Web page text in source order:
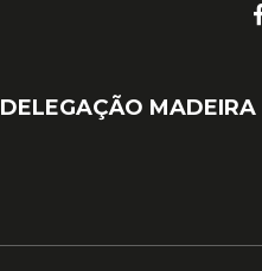
DELEGAÇÃO MADEIRA